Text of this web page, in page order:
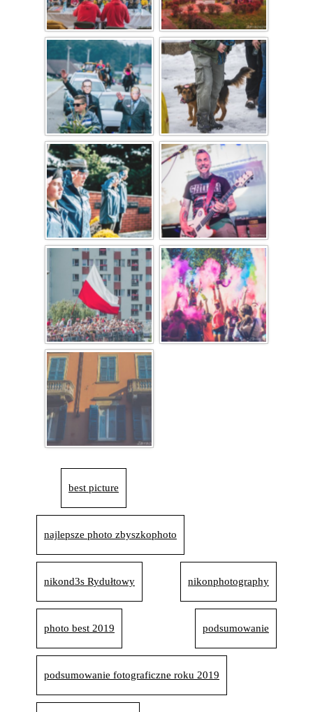
best picture
najlepsze photo zbyszkophoto
nikond3s Rydułtowy nikonphotography
photo best 2019 podsumowanie
podsumowanie fotograficzne roku 2019